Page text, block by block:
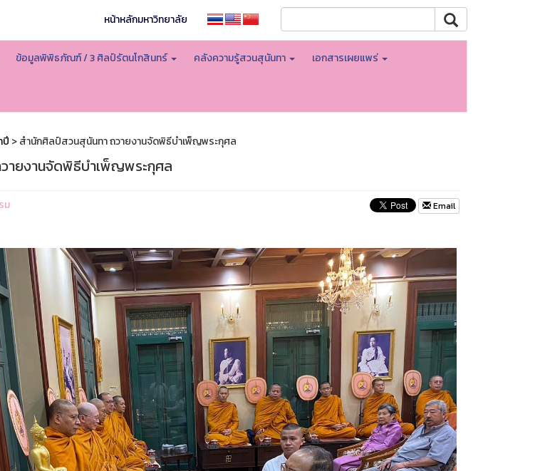
หน้าหลักมหาวิทยาลัย
ข้อมูลพิพิธภัณฑ์ / 3 ศิลป์รัตนโกสินทร์ คลังความรู้สวนสุนันทา เอกสารเผยแพร่
ปี > สำนักศิลป์สวนสุนันทา ถวายงานจัดพิธีบำเพ็ญพระกุศล
ายงานจัดพิธีบำเพ็ญพระกุศล
ม
Email